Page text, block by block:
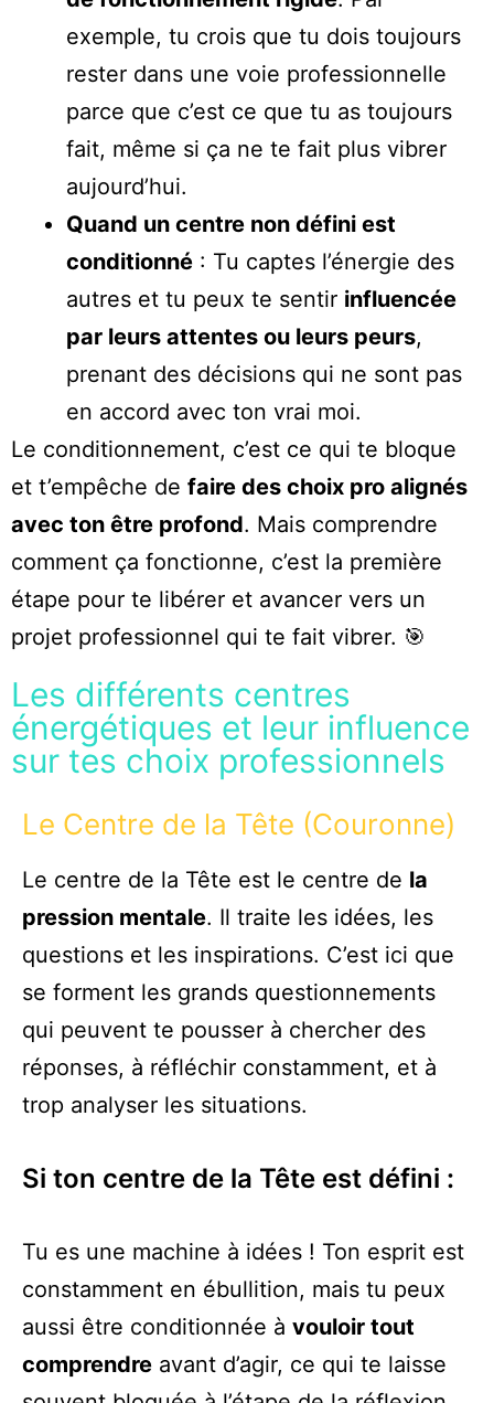
exemple, tu crois que tu dois toujours
rester dans une voie professionnelle
parce que c’est ce que tu as toujours
fait, même si ça ne te fait plus vibrer
aujourd’hui.
Quand un centre non défini est
conditionné : Tu captes l’énergie des
autres et tu peux te sentir influencée
par leurs attentes ou leurs peurs,
prenant des décisions qui ne sont pas
en accord avec ton vrai moi.
Le conditionnement, c’est ce qui te bloque
et t’empêche de faire des choix pro alignés
avec ton être profond. Mais comprendre
comment ça fonctionne, c’est la première
étape pour te libérer et avancer vers un
projet professionnel qui te fait vibrer. 🎯
Les différents centres
énergétiques et leur influence
sur tes choix professionnels
Le Centre de la Tête (Couronne)
Le centre de la Tête est le centre de la
pression mentale. Il traite les idées, les
questions et les inspirations. C’est ici que
se forment les grands questionnements
qui peuvent te pousser à chercher des
réponses, à réfléchir constamment, et à
trop analyser les situations.
Si ton centre de la Tête est défini :
Tu es une machine à idées ! Ton esprit est
constamment en ébullition, mais tu peux
aussi être conditionnée à vouloir tout
comprendre avant d’agir, ce qui te laisse